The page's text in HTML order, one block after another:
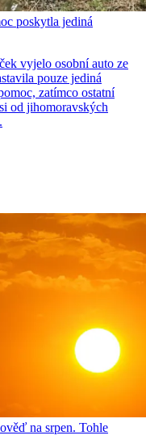
poskytla jediná
vyjelo osobní auto ze
pouze jediná
zatímco ostatní
od jihomoravských
na srpen. Tohle